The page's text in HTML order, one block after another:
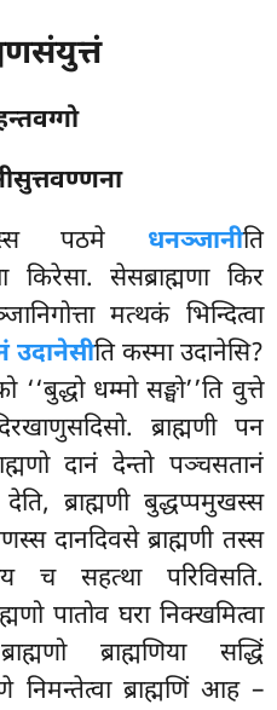
पठमे धनञ्जानीति
किरेसा. सेसब्राह्मणा किर
मत्थकं भिन्दित्वा
उदानेसीति कस्मा उदानेसि?
‘‘बुद्धो धम्मो सङ्घो’’ति वुत्ते
ब्राह्मणी पन
दानं देन्तो पञ्चसतानं
ब्राह्मणी बुद्धप्पमुखस्स
दानदिवसे ब्राह्मणी तस्स
च सहत्था परिविसति.
पातोव घरा निक्खमित्वा
ब्राह्मणिया सद्धिं
निमन्तेत्वा ब्राह्मणिं आह –